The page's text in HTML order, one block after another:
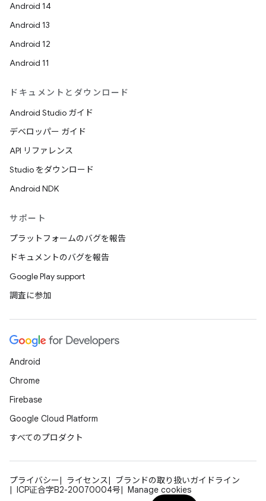
Android 14
Android 13
Android 12
Android 11
ドキュメントとダウンロード
Android Studio ガイド
デベロッパー ガイド
API リファレンス
Studio をダウンロード
Android NDK
サポート
プラットフォームのバグを報告
ドキュメントのバグを報告
Google Play support
調査に参加
Android
Chrome
Firebase
Google Cloud Platform
すべてのプロダクト
プライバシー ライセンス
ブランドの取り扱いガイドライン
ICP证合字B2-20070004号
Manage cookies